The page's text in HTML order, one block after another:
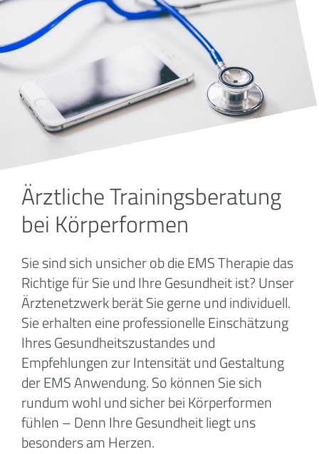
Ärztliche Trainingsberatung
bei Körperformen
Sie sind sich unsicher ob die EMS Therapie das
Richtige für Sie und Ihre Gesundheit ist? Unser
Ärztenetzwerk berät Sie gerne und individuell.
Sie erhalten eine professionelle Einschätzung
Ihres Gesundheitszustandes und
Empfehlungen zur Intensität und Gestaltung
der EMS Anwendung. So können Sie sich
rundum wohl und sicher bei Körperformen
fühlen – Denn Ihre Gesundheit liegt uns
besonders am Herzen.